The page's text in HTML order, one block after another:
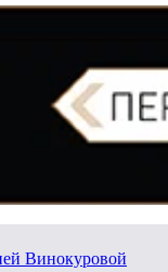
Винокуровой